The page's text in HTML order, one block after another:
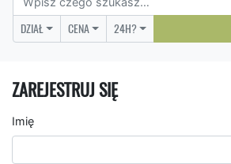
DZIAŁ CENA 24H?
ZAREJESTRUJ SIĘ
Imię